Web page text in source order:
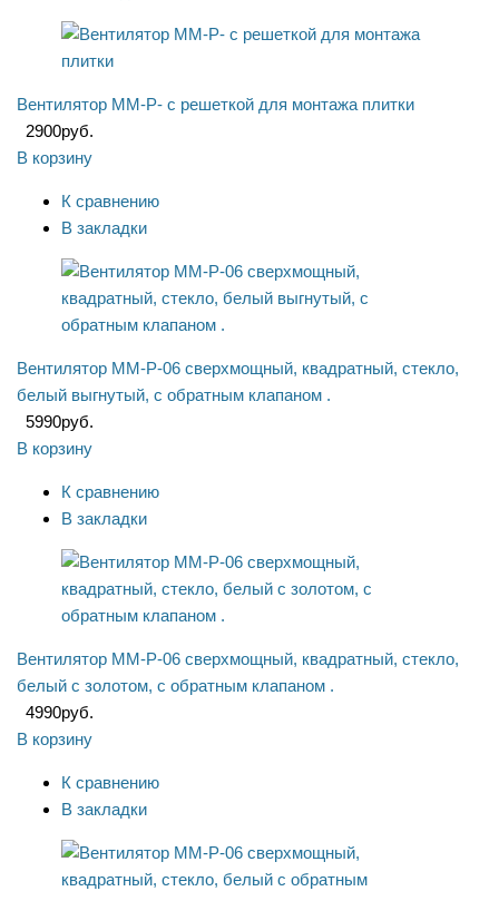
Вентилятор ММ-P- с решеткой для монтажа плитки
2900руб.
В корзину
К сравнению
В закладки
Вентилятор ММ-P-06 сверхмощный, квадратный, стекло,
белый выгнутый, с обратным клапаном .
5990руб.
В корзину
К сравнению
В закладки
Вентилятор ММ-P-06 сверхмощный, квадратный, стекло,
белый с золотом, с обратным клапаном .
4990руб.
В корзину
К сравнению
В закладки